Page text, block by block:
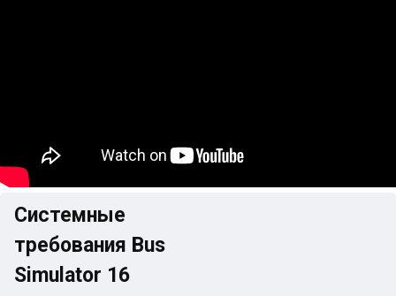
Системные
требования Bus
Simulator 16